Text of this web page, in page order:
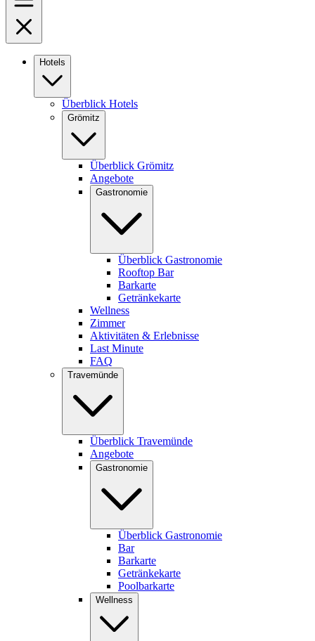
Hotels
Überblick Hotels
Grömitz
Überblick Grömitz
Angebote
Gastronomie
Überblick Gastronomie
Rooftop Bar
Barkarte
Getränkekarte
Wellness
Zimmer
Aktivitäten & Erlebnisse
Last Minute
FAQ
Travemünde
Überblick Travemünde
Angebote
Gastronomie
Überblick Gastronomie
Bar
Barkarte
Getränkekarte
Poolbarkarte
Wellness